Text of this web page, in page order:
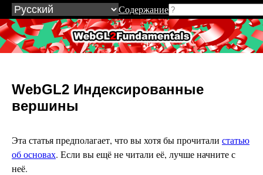
Содержание
WebGL2Fundamentals.org
WebGL2 Индексированные
вершины
Эта статья предполагает, что вы хотя бы прочитали статью
об основах. Если вы ещё не читали её, лучше начните с
неё.